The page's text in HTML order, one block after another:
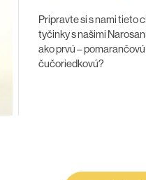
Pripravte si s nami tieto
tyčinky s našimi
ako prvú –
čučoriedkovú?